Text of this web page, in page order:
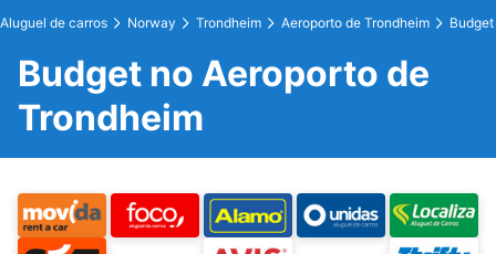
Aluguel de carros Norway Trondheim Aeroporto de Trondheim Budget
Budget no Aeroporto de
Trondheim